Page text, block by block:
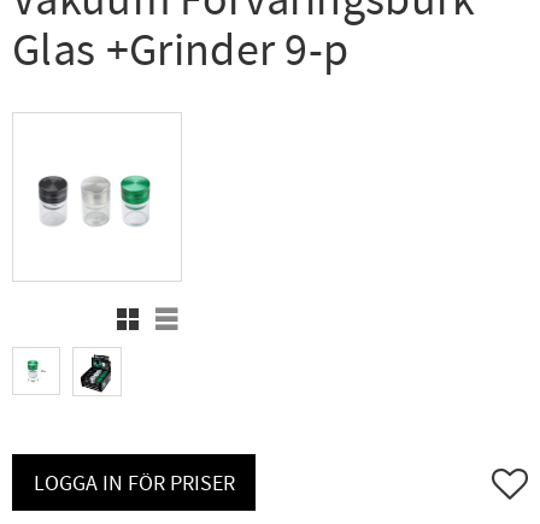
Glas +Grinder 9-p
Rutnätsvy
Listvy
LOGGA IN FÖR PRISER Lägg